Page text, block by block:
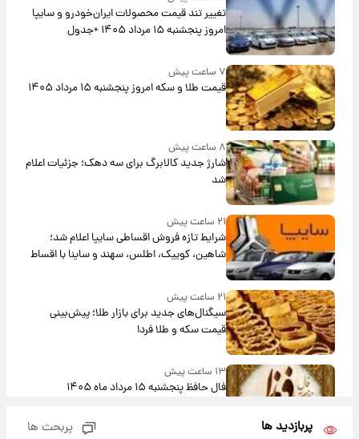
تغییر تند قیمت محصولات ایران‌خودرو و سایپا
امروز پنجشنبه ۱۵ مرداد ۱۴۰۵ +جدول
۷ ساعت پیش
قیمت طلا و سکه امروز پنجشنبه ۱۵ مرداد ۱۴۰۵
۸ ساعت پیش
شارژ جدید کالابرگ برای سه دهک؛ جزئیات اعلام
شد
۲۱ ساعت پیش
شرایط تازه فروش اقساطی سایپا اعلام شد؛
شاهین، کوییک، اطلس، سهند و ساینا با اقساط
بلندمدت + جدول
۲۱ ساعت پیش
سیگنال‌های جدید برای بازار طلا؛ پیش‌بینی
قیمت سکه و طلا فردا
۱۳ ساعت پیش
فال حافظ پنجشنبه ۱۵ مرداد ماه ۱۴۰۵
پربازدید ها پربحث ها